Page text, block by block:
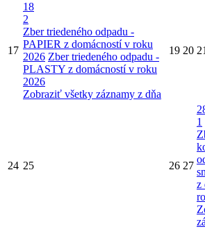
17
18
2
Zber triedeného odpadu -
PAPIER z domácností v roku
2026 Zber triedeného odpadu -
PLASTY z domácností v roku
2026
Zobraziť všetky záznamy z dňa
19 20 21
24 25 26 27
1
z